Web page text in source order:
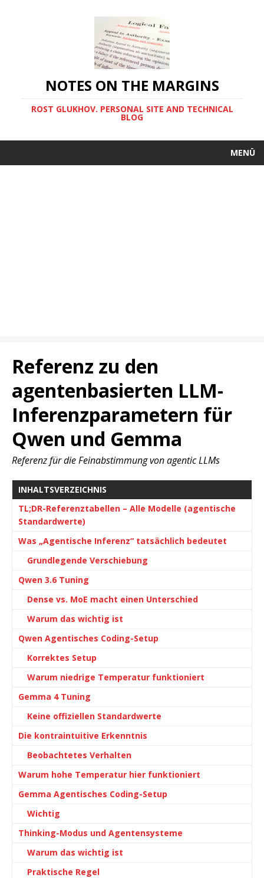
NOTES ON THE MARGINS
ROST GLUKHOV. PERSONAL SITE AND TECHNICAL
BLOG
MENÜ
Referenz zu den
agentenbasierten LLM-
Inferenzparametern für
Qwen und Gemma
Referenz für die Feinabstimmung von agentic LLMs
INHALTSVERZEICHNIS
TL;DR-Referenztabellen – Alle Modelle (agentische
Standardwerte)
Was „Agentische Inferenz“ tatsächlich bedeutet
Grundlegende Verschiebung
Qwen 3.6 Tuning
Dense vs. MoE macht einen Unterschied
Warum das wichtig ist
Qwen Agentisches Coding-Setup
Korrektes Setup
Warum niedrige Temperatur funktioniert
Gemma 4 Tuning
Keine offiziellen Standardwerte
Die kontraintuitive Erkenntnis
Beobachtetes Verhalten
Warum hohe Temperatur hier funktioniert
Gemma Agentisches Coding-Setup
Wichtig
Thinking-Modus und Agentensysteme
Warum das wichtig ist
Praktische Regel